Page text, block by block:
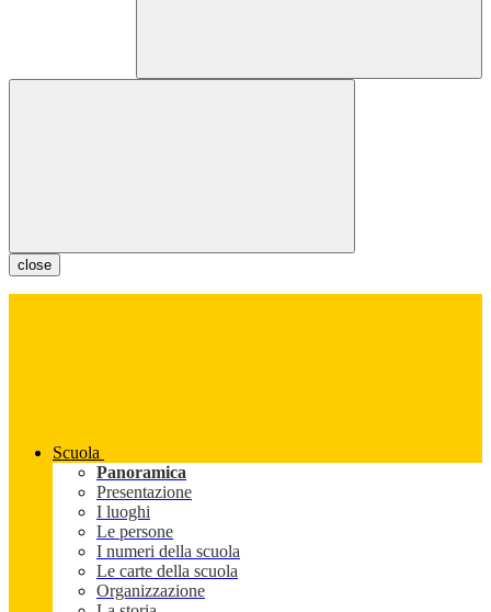
close
Scuola
Panoramica
Presentazione
I luoghi
Le persone
I numeri della scuola
Le carte della scuola
Organizzazione